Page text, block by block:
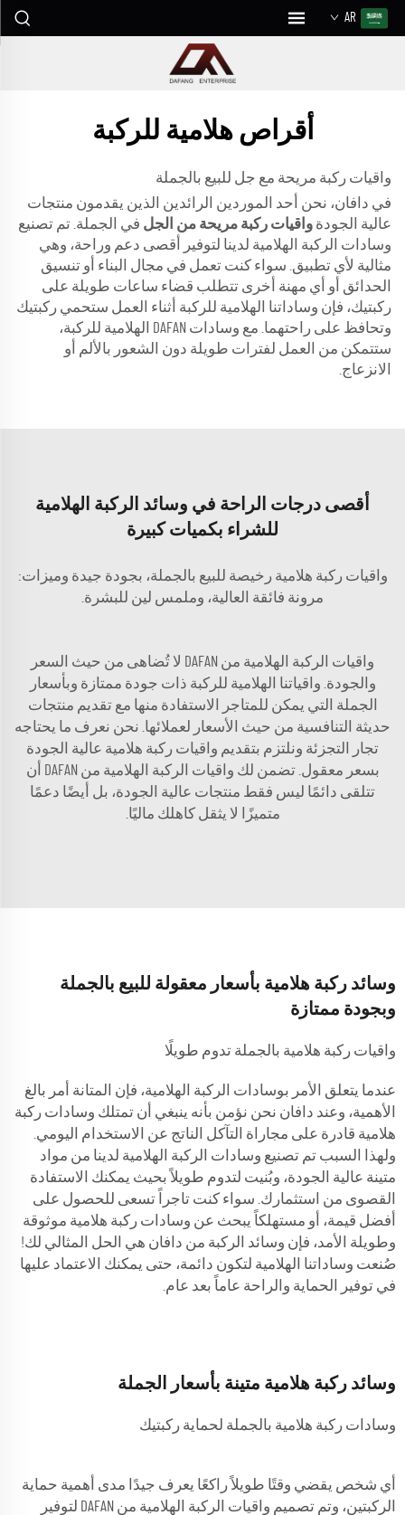
AR
أقراص هلامية للركبة
واقيات ركبة مريحة مع جل للبيع بالجملة
في دافان، نحن أحد الموردين الرائدين الذين يقدمون منتجات
عالية الجودة واقيات ركبة مريحة من الجل في الجملة. تم تصنيع
وسادات الركبة الهلامية لدينا لتوفير أقصى دعم وراحة، وهي
مثالية لأي تطبيق. سواء كنت تعمل في مجال البناء أو تنسيق
الحدائق أو أي مهنة أخرى تتطلب قضاء ساعات طويلة على
ركبتيك، فإن وساداتنا الهلامية للركبة أثناء العمل ستحمي ركبتيك
وتحافظ على راحتهما. مع وسادات DAFAN الهلامية للركبة،
ستتمكن من العمل لفترات طويلة دون الشعور بالألم أو
الانزعاج.
أقصى درجات الراحة في وسائد الركبة الهلامية
للشراء بكميات كبيرة
واقيات ركبة هلامية رخيصة للبيع بالجملة، بجودة جيدة وميزات:
مرونة فائقة العالية، وملمس لين للبشرة.
واقيات الركبة الهلامية من DAFAN لا تُضاهى من حيث السعر
والجودة. واقياتنا الهلامية للركبة ذات جودة ممتازة وبأسعار
الجملة التي يمكن للمتاجر الاستفادة منها مع تقديم منتجات
حديثة التنافسية من حيث الأسعار لعملائها. نحن نعرف ما يحتاجه
تجار التجزئة ونلتزم بتقديم واقيات ركبة هلامية عالية الجودة
بسعر معقول. تضمن لك واقيات الركبة الهلامية من DAFAN أن
تتلقى دائمًا ليس فقط منتجات عالية الجودة، بل أيضًا دعمًا
متميزًا لا يثقل كاهلك ماليًا.
وسائد ركبة هلامية بأسعار معقولة للبيع بالجملة
وبجودة ممتازة
واقيات ركبة هلامية بالجملة تدوم طويلًا
عندما يتعلق الأمر بوسادات الركبة الهلامية، فإن المتانة أمر بالغ
الأهمية، وعند دافان نحن نؤمن بأنه ينبغي أن تمتلك وسادات ركبة
هلامية قادرة على مجاراة التآكل الناتج عن الاستخدام اليومي.
ولهذا السبب تم تصنيع وسادات الركبة الهلامية لدينا من مواد
متينة عالية الجودة، وبُنيت لتدوم طويلاً بحيث يمكنك الاستفادة
القصوى من استثمارك. سواء كنت تاجراً تسعى للحصول على
أفضل قيمة، أو مستهلكاً يبحث عن وسادات ركبة هلامية موثوقة
وطويلة الأمد، فإن وسائد الركبة من دافان هي الحل المثالي لك!
صُنعت وساداتنا الهلامية لتكون دائمة، حتى يمكنك الاعتماد عليها
في توفير الحماية والراحة عاماً بعد عام.
وسائد ركبة هلامية متينة بأسعار الجملة
وسادات ركبة هلامية بالجملة لحماية ركبتيك
أي شخص يقضي وقتًا طويلاً راكعًا يعرف جيدًا مدى أهمية حماية
الركبتين، وتم تصميم واقيات الركبة الهلامية من DAFAN لتوفير